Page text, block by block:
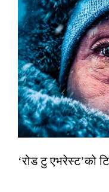
‘रोड टु एभरेस्ट’को